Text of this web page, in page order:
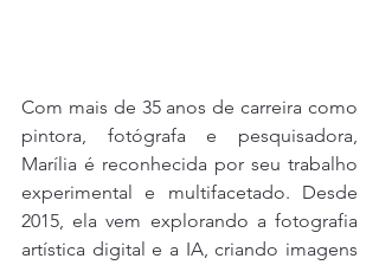
Com mais de 35 anos de carreira como
pintora, fotógrafa e pesquisadora,
Marília é reconhecida por seu trabalho
experimental e multifacetado. Desde
2015, ela vem explorando a fotografia
artística digital e a IA, criando imagens